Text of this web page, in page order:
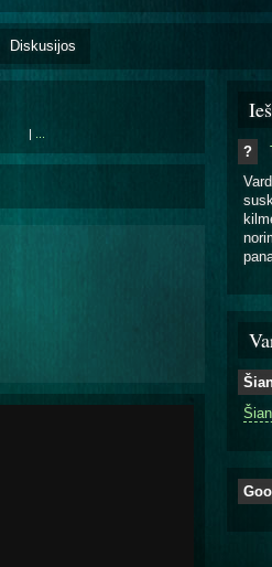
Diskusijos
|
?